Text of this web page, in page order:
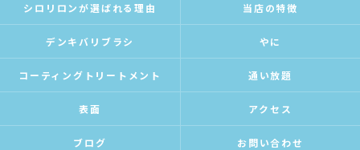
シロリロンが選ばれる理由 当店の特徴
デンキバリブラシ やに
コーティングトリートメント 通い放題
表面 アクセス
ブログ お問い合わせ